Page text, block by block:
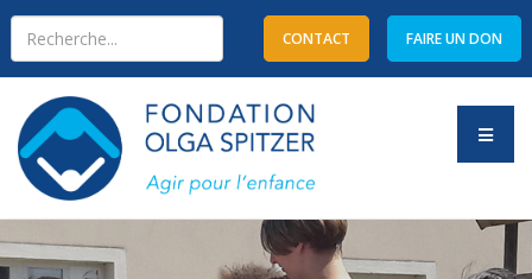
Type 2 or more characters
for results.
CONTACT FAIRE UN DON